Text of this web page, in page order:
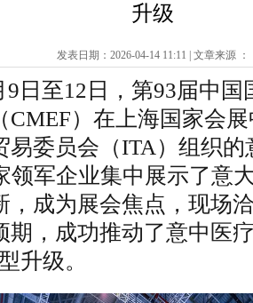
升级
发表日期：2026-04-14 11:11 文章来源 ：
9日至12日，第93届中
CMEF）在上海国家会
易委员会（ITA）组织
领军企业集中展示了意
，成为展会焦点，现场
期，成功推动了意中医
升级。